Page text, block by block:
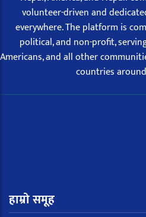
volunteer-driven and
everywhere. The platform is
political, and non-profit,
Americans, and all other
countries
हाम्रो समूह